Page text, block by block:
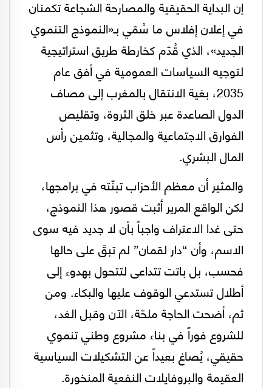
إن البداية الحقيقية والمصارحة الشجاعة تكمنان
في إعلان إفلاس ما سُمّي بـ«النموذج التنموي
الجديد»، الذي قُدّم كخارطة طريق استراتيجية
لتوجيه السياسات العمومية في أفق عام
2035، بغية الانتقال بالمغرب إلى مصاف
الدول الصاعدة عبر خلق الثروة، وتقليص
الفوارق الاجتماعية والمجالية، وتثمين رأس
المال البشري.
والمثير أن معظم الأحزاب تبنّته في برامجها،
لكن الواقع المرير أثبت قصور هذا النموذج،
حتى غدا الاعتراف واجباً بأن لا جديد فيه سوى
الاسم، وأن “دار لقمان” لم تبقَ على حالها
فحسب، بل باتت تتداعى لتتحول بهدوء إلى
أطلال تستدعي الوقوف عليها والبكاء. ومن
ثم، أضحت الحاجة ملحّة، الآن وقبل الغد،
للشروع فوراً في بناء مشروع وطني تنموي
حقيقي، يُصاغ بعيداً عن التشكيلات السياسية
العقيمة والبروفايلات النفعية المنخورة.